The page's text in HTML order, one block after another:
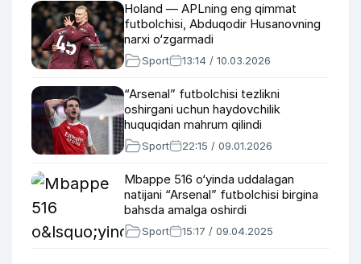
Holand — APLning eng qimmat
futbolchisi, Abduqodir Husanovning
narxi o‘zgarmadi
Sport 13:14 / 10.03.2026
“Arsenal” futbolchisi tezlikni
oshirgani uchun haydovchilik
huquqidan mahrum qilindi
Sport 22:15 / 09.01.2026
Mbappe 516 o‘yinda uddalagan
natijani “Arsenal” futbolchisi birgina
bahsda amalga oshirdi
Sport 15:17 / 09.04.2025